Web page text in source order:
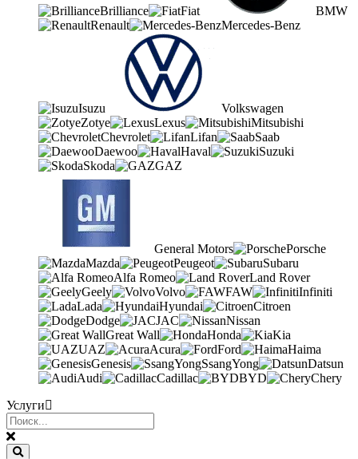
Brilliance Fiat
BMW
Renault
Mercedes-Benz
Isuzu
Volkswagen
Zotye
Lexus
Mitsubishi
Chevrolet
Lifan
Saab
Daewoo
Haval
Suzuki
Skoda
GAZ
General Motors
Porsche
Mazda
Peugeot
Subaru
Alfa Romeo
Land Rover
Geely
Volvo FAW
Infiniti
Lada
Hyundai
Citroen
Dodge
JAC
Nissan
Great Wall
Honda
Kia
UAZ
Acura Ford
Haima
Genesis
SsangYong
Datsun
Audi
Cadillac BYD
Chery
Услуги